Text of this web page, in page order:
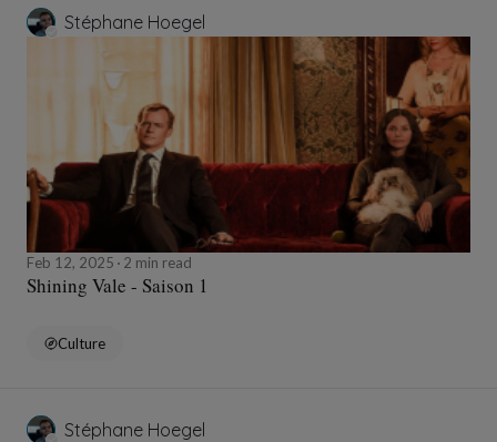
Stéphane Hoegel
Feb 12, 2025 2 min read
Shining Vale - Saison 1
Culture
Stéphane Hoegel